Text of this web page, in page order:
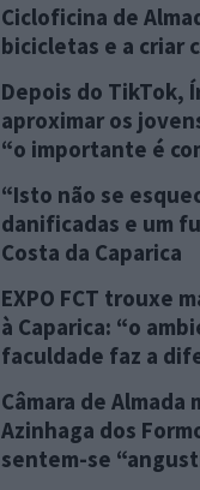
Cicloficina de
bicicletas e a criar
Depois do TikTok,
aproximar os
“o importante é
“Isto não se
danificadas e um
Costa da Caparica
EXPO FCT trouxe
à Caparica: “o
faculdade faz a
Câmara de Almada
Azinhaga dos
sentem-se